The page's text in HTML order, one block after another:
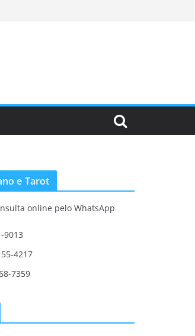
e Tarot
online pelo WhatsApp
9013
4217
7359